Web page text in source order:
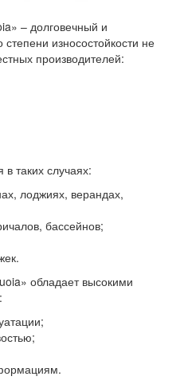
– долговечный и
износостойкости не
производителей:
таких случаях:
лоджиях, верандах,
бассейнов;
обладает высокими